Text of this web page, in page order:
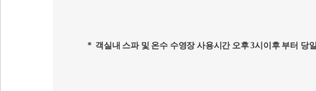
* 객실내 스파 및 온수 수영장 사용시간 오후3시이후 부터 당